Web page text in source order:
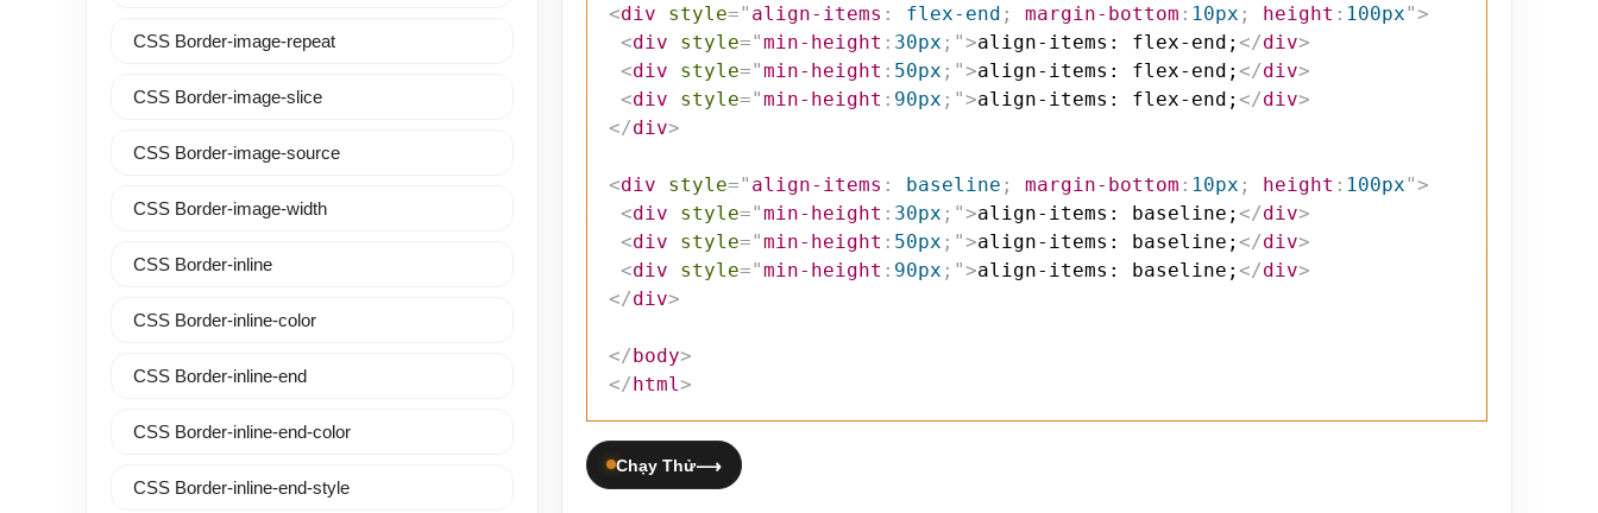
<div style=" align-items : flex-end ; margin-bottom : 10px ; height : 100px">
<div style="min-height : 30px ; ">align-items: flex-end; </div>
<div style="min-height : 50px ; ">align-items: flex-end; </div>
<div style="min-height : 90px ; ">align-items: flex-end; </div>
</div>
<div style=" align-items : baseline ; margin-bottom : 10px ; height : 100px">
<div style="min-height : 30px ; ">align-items: baseline; </div>
<div style="min-height : 50px ; ">align-items: baseline; </div>
<div style="min-height : 90px ; ">align-items: baseline; </div>
</div>
</body>
</html >
Chạy Thử
CSS Border-image-repeat
CSS Border-image-slice
CSS Border-image-source
CSS Border-image-width
CSS Border-inline
CSS Border-inline-color
CSS Border-inline-end
CSS Border-inline-end-color
CSS Border-inline-end-style